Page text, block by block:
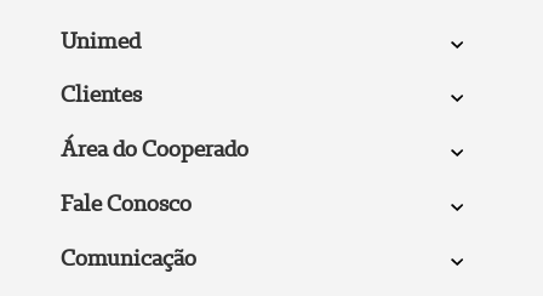
Unimed
Clientes
Área do Cooperado
Fale Conosco
Comunicação